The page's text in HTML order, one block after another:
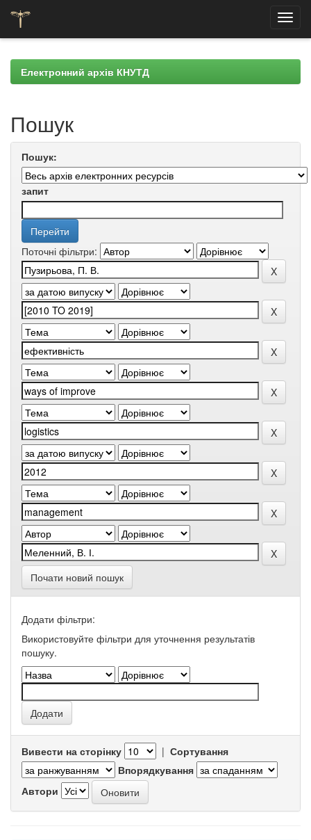
navigationЕлектронний архів КНУТД
Пошук
Пошук:
запит
Поточні фільтри:
Почати новий пошук
Додати фільтри:
Використовуйте фільтри для уточнення результатів
пошуку.
Вивести на сторінку | Сортування
Впорядкування
Автори